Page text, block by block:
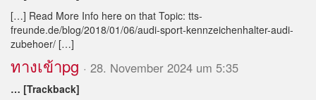
[…] Read More Info here on that Topic: tts-
freunde.de/blog/2018/01/06/audi-sport-kennzeichenhalter-audi-
zubehoer/ […]
ทางเข้าpg · 28. November 2024 um 5:35
… [Trackback]